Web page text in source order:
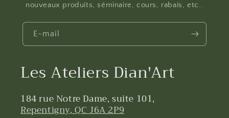
nouveaux produits, séminaire, cours, rabais, etc..
E-mail
Les Ateliers Dian'Art
184 rue Notre Dame, suite 101,
Repentigny, QC J6A 2P9